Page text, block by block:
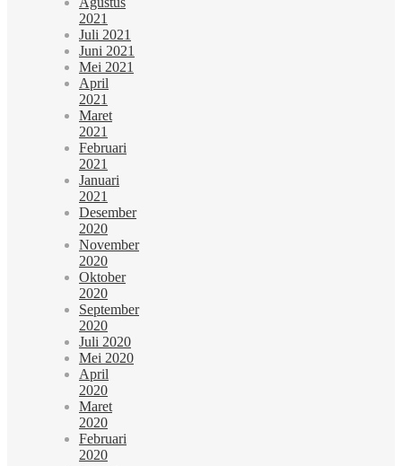
2021
Juli 2021
Juni 2021
Mei 2021
April
2021
Maret
2021
Februari
2021
Januari
2021
Desember
2020
November
2020
Oktober
2020
September
2020
Juli 2020
Mei 2020
April
2020
Maret
2020
Februari
2020